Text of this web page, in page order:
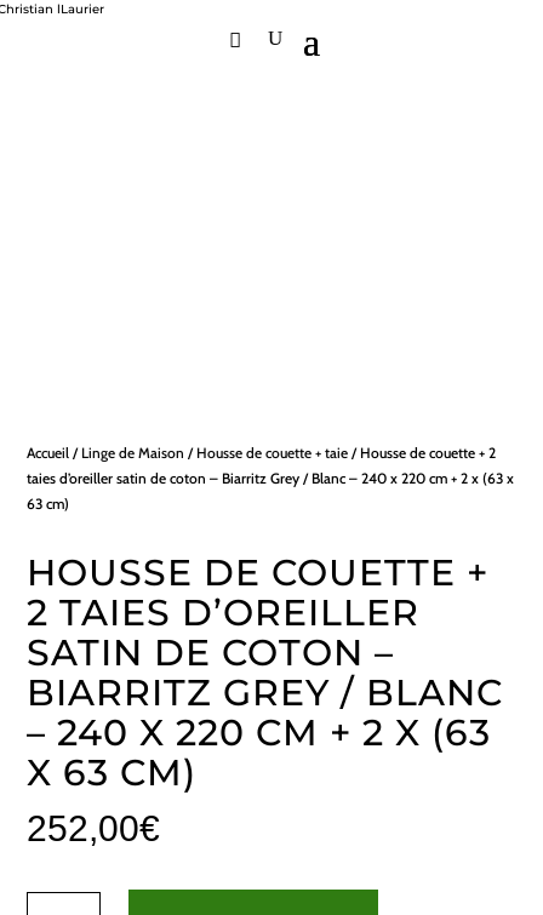
Accueil / Linge de Maison / Housse de couette + taie / Housse de couette + 2
taies d’oreiller satin de coton – Biarritz Grey / Blanc – 240 x 220 cm + 2 x (63 x
63 cm)
HOUSSE DE COUETTE +
2 TAIES D’OREILLER
SATIN DE COTON –
BIARRITZ GREY / BLANC
– 240 X 220 CM + 2 X (63
X 63 CM)
252,00€